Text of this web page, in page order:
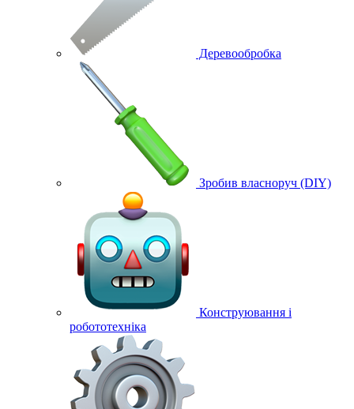
Деревообробка
Зробив власноруч (DIY)
Конструювання і
робототехніка